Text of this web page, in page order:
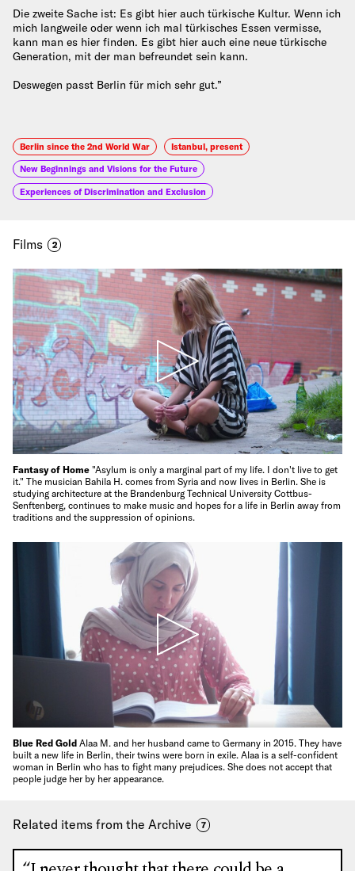
Die zweite Sache ist: Es gibt hier auch türkische Kultur. Wenn ich
mich langweile oder wenn ich mal türkisches Essen vermisse,
kann man es hier finden. Es gibt hier auch eine neue türkische
Generation, mit der man befreundet sein kann.
Deswegen passt Berlin für mich sehr gut.”
Berlin since the 2nd World War Istanbul, present
New Beginnings and Visions for the Future
Experiences of Discrimination and Exclusion
Films 2
Fantasy of Home "Asylum is only a marginal part of my life. I don't live to get
it." The musician Bahila H. comes from Syria and now lives in Berlin. She is
studying architecture at the Brandenburg Technical University Cottbus-
Senftenberg, continues to make music and hopes for a life in Berlin away from
traditions and the suppression of opinions.
Blue Red Gold Alaa M. and her husband came to Germany in 2015. They have
built a new life in Berlin, their twins were born in exile. Alaa is a self-confident
woman in Berlin who has to fight many prejudices. She does not accept that
people judge her by her appearance.
Related items from the Archive 7